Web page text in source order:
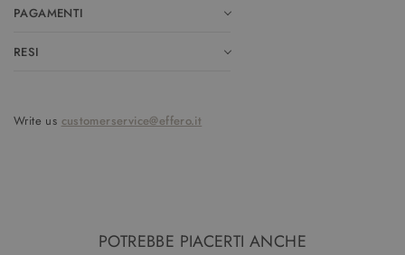
PAGAMENTI
RESI
Write us customerservice@effero.it
POTREBBE PIACERTI ANCHE